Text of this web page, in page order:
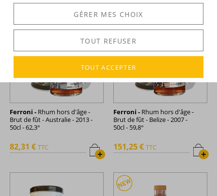
Ferroni - Rhum hors d'âge -
Brut de fût - Australie - 2013 -
50cl - 62,3°
+
82,31 € TTC
Ferroni - Rhum hors d'âge -
Brut de fût - Belize - 2007 -
50cl - 59,8°
+
151,25 € TTC
GÉRER MES CHOIX
TOUT REFUSER
TOUT ACCEPTER